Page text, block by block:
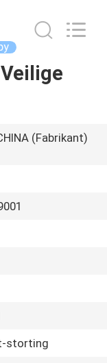
(Fabrikant)
storting